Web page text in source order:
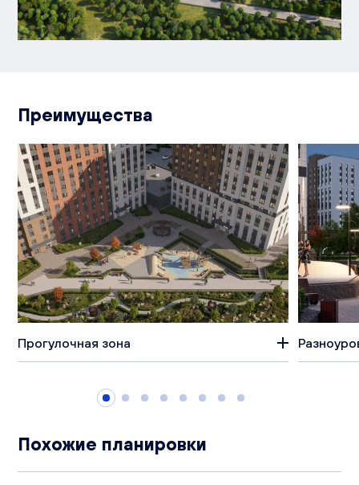
Преимущества
Прогулочная зона
Похожие планировки